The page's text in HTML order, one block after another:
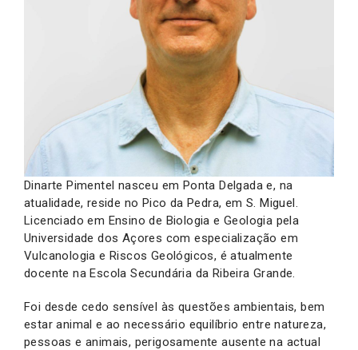
Dinarte Pimentel nasceu em Ponta Delgada e, na
atualidade, reside no Pico da Pedra, em S. Miguel.
Licenciado em Ensino de Biologia e Geologia pela
Universidade dos Açores com especialização em
Vulcanologia e Riscos Geológicos, é atualmente
docente na Escola Secundária da Ribeira Grande.
Foi desde cedo sensível às questões ambientais, bem
estar animal e ao necessário equilíbrio entre natureza,
pessoas e animais, perigosamente ausente na actual